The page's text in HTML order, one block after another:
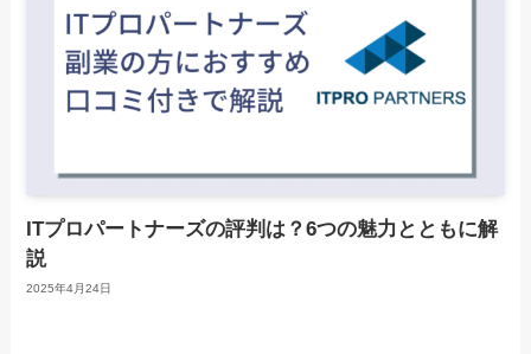
ITプロパートナーズの評判は？6つの魅力とともに解
説
2025年4月24日